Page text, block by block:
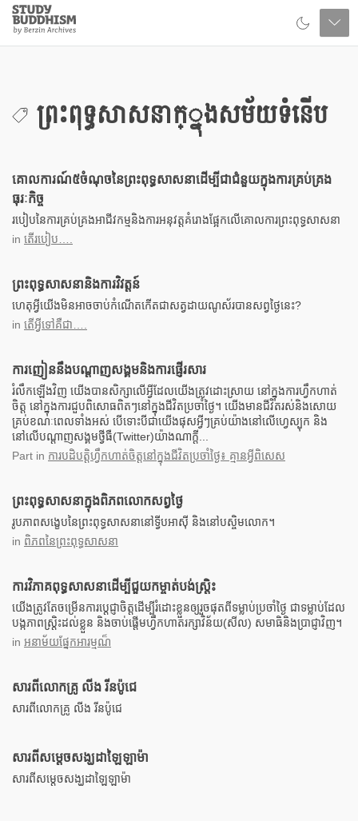
Close
Study
Buddhism
Home
ព្រះពុទ្ធសាសនាក្្នុងសម័យទំនើប
គោលការណ៍៥ចំណុចនៃព្រះពុទ្ធសាសនាដើម្បីជាជំនួយក្នុងការគ្រប់គ្រង
ធុរៈកិច្ច
របៀបនៃការគ្រប់គ្រងអាជីវកម្មនិងការអនុវត្តគំរោងផ្អែកលើគោលការព្រះពុទ្ធសាសនា
in តើរបៀប….
ព្រះពុទ្ធសាសនានិងការវិវត្តន៍
ហេតុអ្វីយើងមិនអាចចាប់កំណើតកើតជាសត្វដាយណូស័របានសព្វថ្ងៃនេះ?
in តើអ្វីទៅគឺជា….
ការញៀននឹងបណ្តាញសង្គមនិងការផ្ញើរសារ
រំលឹកឡើងវិញ យើងបានសិក្សាលើអ្វីដែលយើងត្រូវដោះស្រាយ នៅក្នុងការហ្វឹកហាត់
ចិត្ត នៅក្នុងការជួបពិសោធពិតៗនៅក្នុងជីវិតប្រចាំថ្ងៃ។ យើងមានជីវិតរស់និងសោយ
គ្រប់ខណៈពេលទាំងអស់ បើទោះបីជាយើងផុសអ្វីៗគ្រប់យ៉ាងនៅលើហ្វេស្បុក និង
នៅលើបណ្តាញសង្គមថ្វីធឺ(Twitter)យ៉ាងណាក្តី...
Part in ការបដិបត្តិហ្វឹកហាត់ចិត្តនៅក្នុងជីវិតប្រចាំថ្ងៃ៖ គ្មានអ្វីពិសេស
ព្រះពុទ្ធសាសនាក្នុងពិភពលោកសព្វថ្ងៃ
រូបភាពសង្ខេបនៃព្រះពុទ្ធសាសនានៅទ្វីបអាសុី និងនៅបស្ចិមលោក។
in ពិភពនៃព្រះពុទ្ធសាសនា
ការវិភាគពុទ្ធសាសនាដើម្បីជួយកម្ចាត់បង់ស្រិ្តះ
យើងត្រូវតែចម្រើនការប្តេជ្ញាចិត្តដើម្បីរំដោះខ្លួនឲ្យរួចផុតពីទម្លាប់ប្រចាំថ្ងៃ ជាទម្លាប់ដែល
បង្កភាពស្រ្តិះដល់ខ្លួន និងចាប់ផ្តើមហ្វឹកហាត់រក្សាវិន័យ(សីល) សមាធិនិងប្រាជ្ញាវិញ។
in អនាម័យផ្នែកអារម្មណ៏
សារពីលោកគ្រូ លីង រីនប៉ូជេ
សារពីលោកគ្រូ លីង រីនប៉ូជេ
សារពីសម្តេចសង្ឃដាឡៃឡាម៉ា
សារពីសម្តេចសង្ឃដាឡៃឡាម៉ា